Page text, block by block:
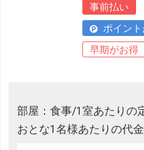
事前払い
ポイン
早期がお得
部屋：食事/1室あたりの
おとな1名様あたりの代金